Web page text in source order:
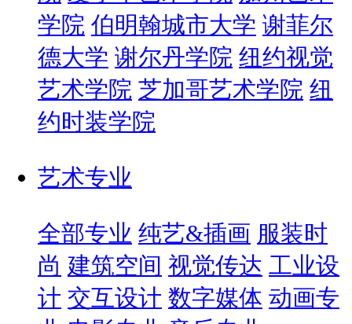
学院 伯明翰城市大学 谢菲尔
德大学 谢尔丹学院 纽约视觉
艺术学院 芝加哥艺术学院 纽
约时装学院
艺术专业
全部专业 纯艺&插画 服装时
尚 建筑空间 视觉传达 工业设
计 交互设计 数字媒体 动画专